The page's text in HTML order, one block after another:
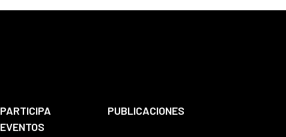
PARTICIPA
PUBLICACIONES
EVENTOS